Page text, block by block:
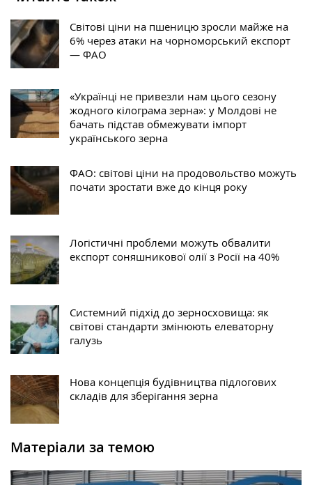
Світові ціни на пшеницю зросли майже на
6% через атаки на чорноморський експорт
— ФАО
«Українці не привезли нам цього сезону
жодного кілограма зерна»: у Молдові не
бачать підстав обмежувати імпорт
українського зерна
ФАО: світові ціни на продовольство можуть
почати зростати вже до кінця року
Логістичні проблеми можуть обвалити
експорт соняшникової олії з Росії на 40%
Системний підхід до зерносховища: як
світові стандарти змінюють елеваторну
галузь
Нова концепція будівництва підлогових
складів для зберігання зерна
Матеріали за темою